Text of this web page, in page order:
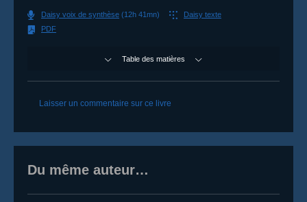
Daisy voix de synthèse (12h 41mn)
Daisy texte
PDF
Table des matières
Laisser un commentaire sur ce livre
Du même auteur…